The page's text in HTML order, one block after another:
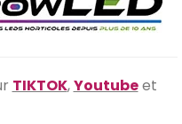
TIKTOK,Youtubeet